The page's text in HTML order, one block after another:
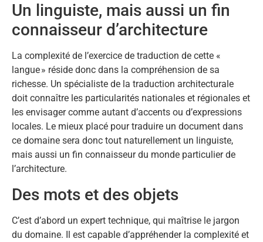
Un linguiste, mais aussi un fin
connaisseur d’architecture
La complexité de l’exercice de traduction de cette «
langue » réside donc dans la compréhension de sa
richesse. Un spécialiste de la traduction architecturale
doit connaître les particularités nationales et régionales et
les envisager comme autant d’accents ou d’expressions
locales. Le mieux placé pour traduire un document dans
ce domaine sera donc tout naturellement un linguiste,
mais aussi un fin connaisseur du monde particulier de
l’architecture.
Des mots et des objets
C’est d’abord un expert technique, qui maîtrise le jargon
du domaine. Il est capable d’appréhender la complexité et